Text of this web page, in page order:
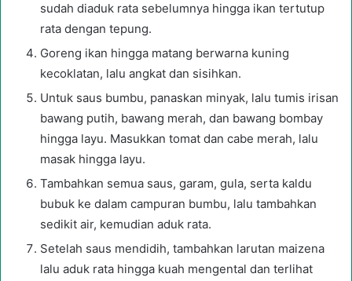
sudah diaduk rata sebelumnya hingga ikan tertutup
rata dengan tepung.
Goreng ikan hingga matang berwarna kuning
kecoklatan, lalu angkat dan sisihkan.
Untuk saus bumbu, panaskan minyak, lalu tumis irisan
bawang putih, bawang merah, dan bawang bombay
hingga layu. Masukkan tomat dan cabe merah, lalu
masak hingga layu.
Tambahkan semua saus, garam, gula, serta kaldu
bubuk ke dalam campuran bumbu, lalu tambahkan
sedikit air, kemudian aduk rata.
Setelah saus mendidih, tambahkan larutan maizena
lalu aduk rata hingga kuah mengental dan terlihat